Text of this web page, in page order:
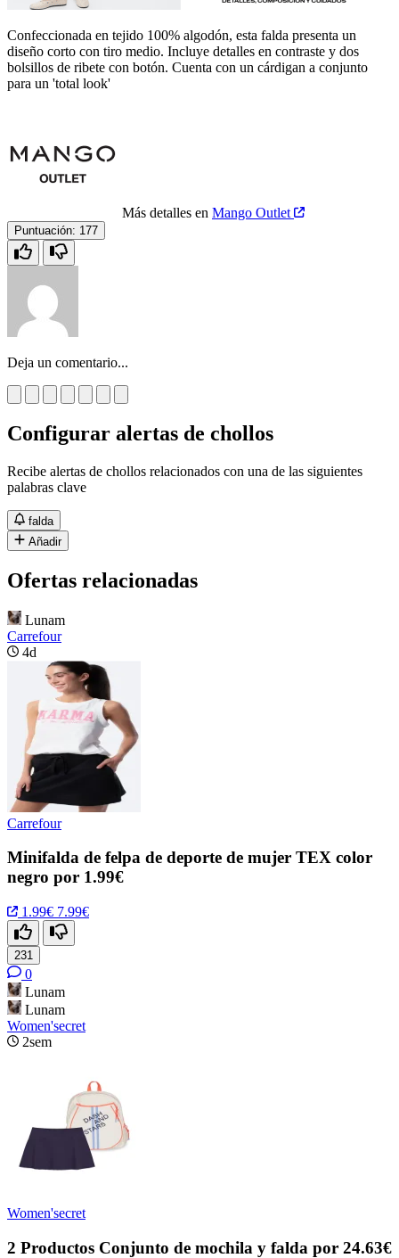
Confeccionada en tejido 100% algodón, esta falda presenta un
diseño corto con tiro medio. Incluye detalles en contraste y dos
bolsillos de ribete con botón. Cuenta con un cárdigan a conjunto
para un 'total look'
Más detalles en Mango Outlet
Puntuación: 177
Deja un comentario...
Configurar alertas de chollos
Recibe alertas de chollos relacionados con una de las siguientes
palabras clave
falda
Añadir
Ofertas relacionadas
Lunam
Carrefour
4d
Carrefour
Minifalda de felpa de deporte de mujer TEX color
negro por 1.99€
1.99€ 7.99€
231
0
Lunam
Lunam
Women'secret
2sem
Women'secret
2 Productos Conjunto de mochila y falda por 24.63€